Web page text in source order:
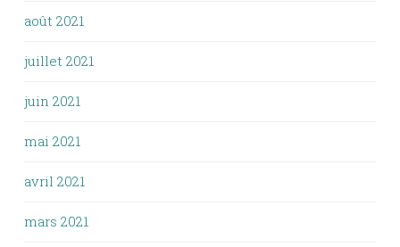
août 2021
juillet 2021
juin 2021
mai 2021
avril 2021
mars 2021